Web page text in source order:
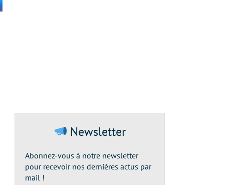
Newsletter
Abonnez-vous à notre newsletter
pour recevoir nos dernières actus par
mail !